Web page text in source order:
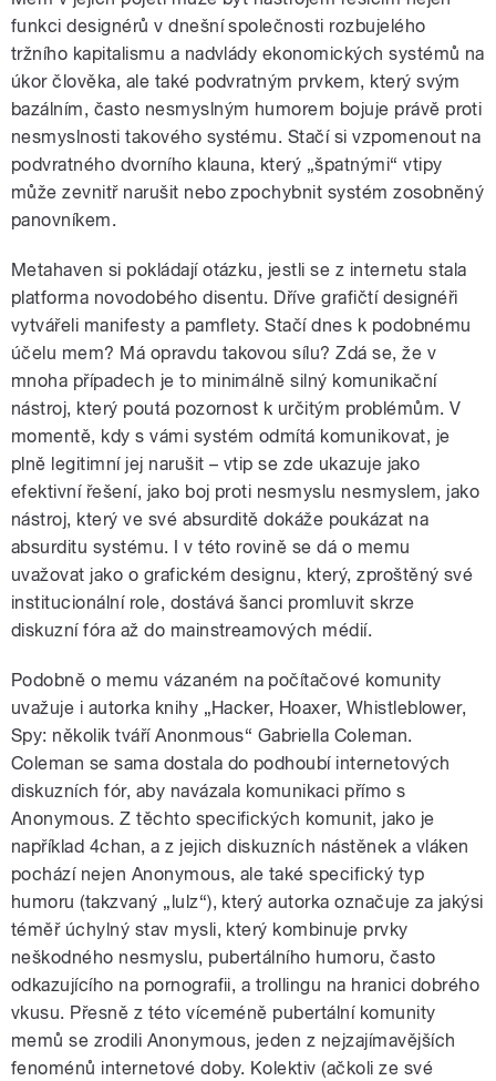
funkci designérů v dnešní společnosti rozbujelého
tržního kapitalismu a nadvlády ekonomických systémů na
úkor člověka, ale také podvratným prvkem, který svým
bazálním, často nesmyslným humorem bojuje právě proti
nesmyslnosti takového systému. Stačí si vzpomenout na
podvratného dvorního klauna, který „špatnými“ vtipy
může zevnitř narušit nebo zpochybnit systém zosobněný
panovníkem.
Metahaven si pokládají otázku, jestli se z internetu stala
platforma novodobého disentu. Dříve grafičtí designéři
vytvářeli manifesty a pamflety. Stačí dnes k podobnému
účelu mem? Má opravdu takovou sílu? Zdá se, že v
mnoha případech je to minimálně silný komunikační
nástroj, který poutá pozornost k určitým problémům. V
momentě, kdy s vámi systém odmítá komunikovat, je
plně legitimní jej narušit – vtip se zde ukazuje jako
efektivní řešení, jako boj proti nesmyslu nesmyslem, jako
nástroj, který ve své absurditě dokáže poukázat na
absurditu systému. I v této rovině se dá o memu
uvažovat jako o grafickém designu, který, zproštěný své
institucionální role, dostává šanci promluvit skrze
diskuzní fóra až do mainstreamových médií.
Podobně o memu vázaném na počítačové komunity
uvažuje i autorka knihy „Hacker, Hoaxer, Whistleblower,
Spy: několik tváří Anonmous“ Gabriella Coleman.
Coleman se sama dostala do podhoubí internetových
diskuzních fór, aby navázala komunikaci přímo s
Anonymous. Z těchto specifických komunit, jako je
například 4chan, a z jejich diskuzních nástěnek a vláken
pochází nejen Anonymous, ale také specifický typ
humoru (takzvaný „lulz“), který autorka označuje za jakýsi
téměř úchylný stav mysli, který kombinuje prvky
neškodného nesmyslu, pubertálního humoru, často
odkazujícího na pornografii, a trollingu na hranici dobrého
vkusu. Přesně z této víceméně pubertální komunity
memů se zrodili Anonymous, jeden z nejzajímavějších
fenoménů internetové doby. Kolektiv (ačkoli ze své